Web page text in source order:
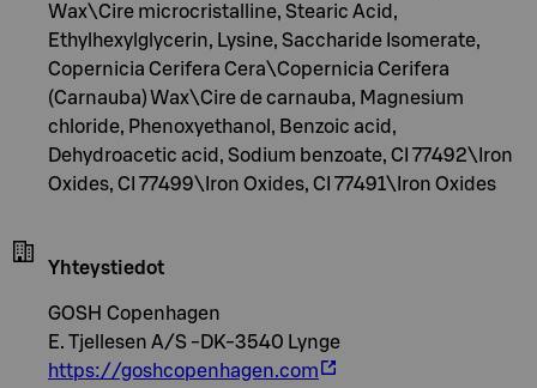
Wax\Cire microcristalline, Stearic Acid,
Ethylhexylglycerin, Lysine, Saccharide Isomerate,
Copernicia Cerifera Cera\Copernicia Cerifera
(Carnauba) Wax\Cire de carnauba, Magnesium
chloride, Phenoxyethanol, Benzoic acid,
Dehydroacetic acid, Sodium benzoate, CI 77492\Iron
Oxides, CI 77499\Iron Oxides, CI 77491\Iron Oxides
Yhteystiedot
GOSH Copenhagen
E. Tjellesen A/S -DK-3540 Lynge
https://goshcopenhagen.com